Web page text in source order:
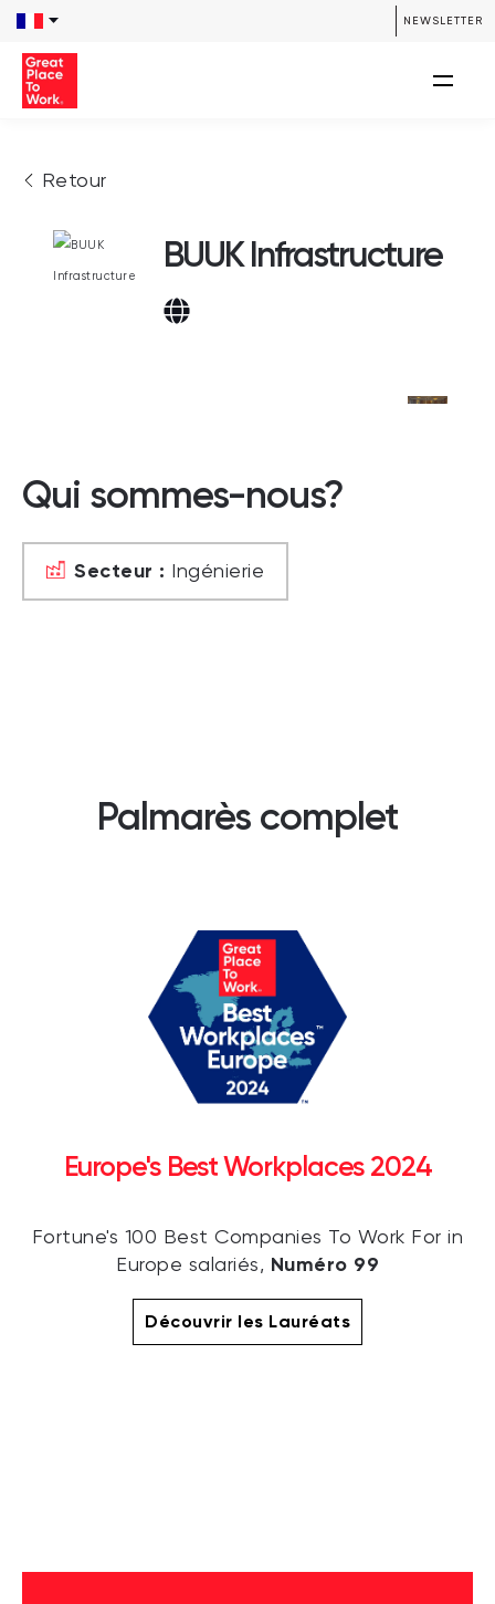
NEWSLETTER
Retour
BUUK Infrastructure
Qui sommes-nous?
Secteur : Ingénierie
Palmarès complet
Europe's Best Workplaces 2024
Fortune's 100 Best Companies To Work For in
Europe salariés, Numéro 99
Découvrir les Lauréats